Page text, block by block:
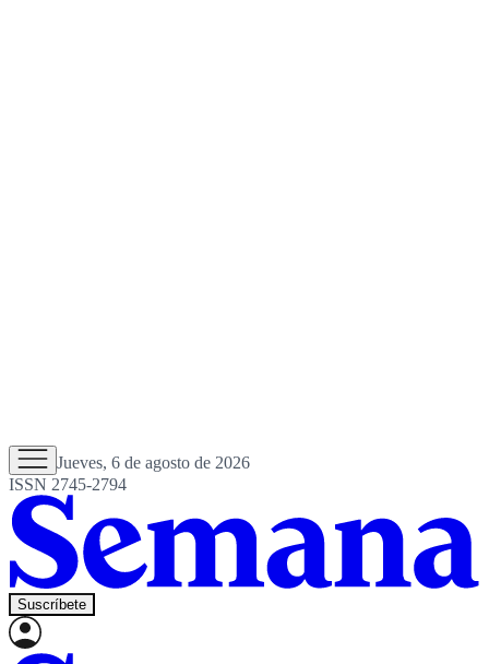
Jueves, 6 de agosto de 2026
ISSN 2745-2794
Suscríbete